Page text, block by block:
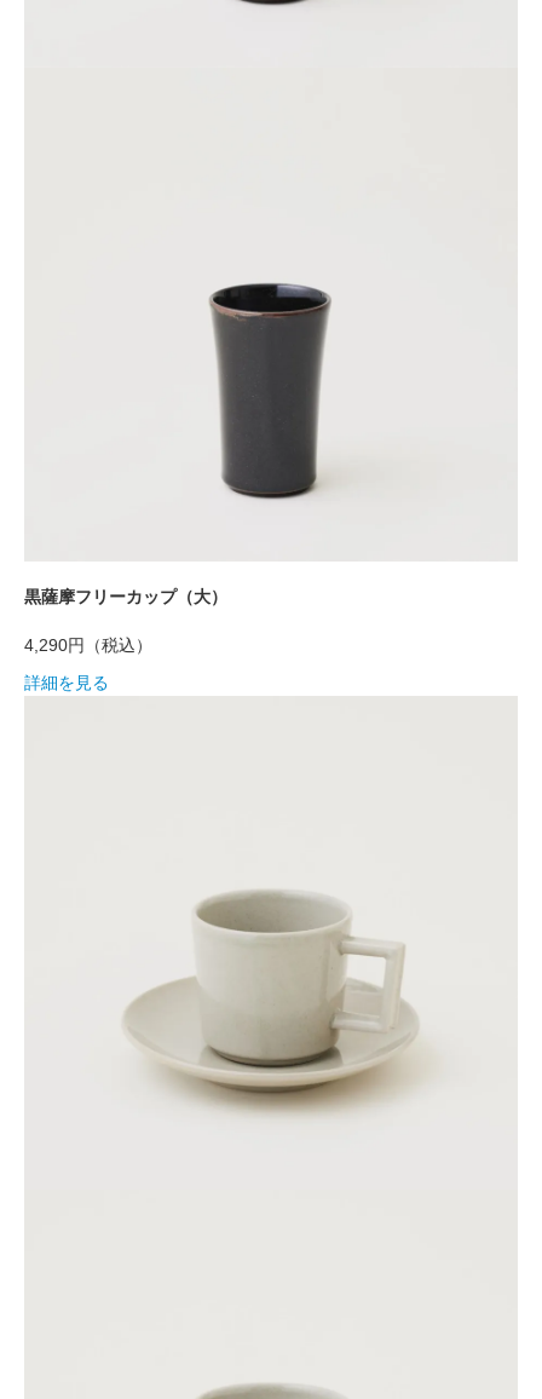
黒薩摩フリーカップ（大）
4,290円 （税込）
詳細を見る